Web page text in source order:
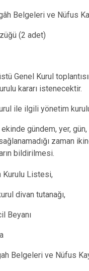
Belgeleri ve Nüfus
(2 adet)
Genel Kurul
kararı istenecektir.
ile ilgili yönetim
gündem, yer,
zaman
bildirilmesi.
Kurulu Listesi,
divan tutanağı,
Beyanı
Belgeleri ve Nüfus